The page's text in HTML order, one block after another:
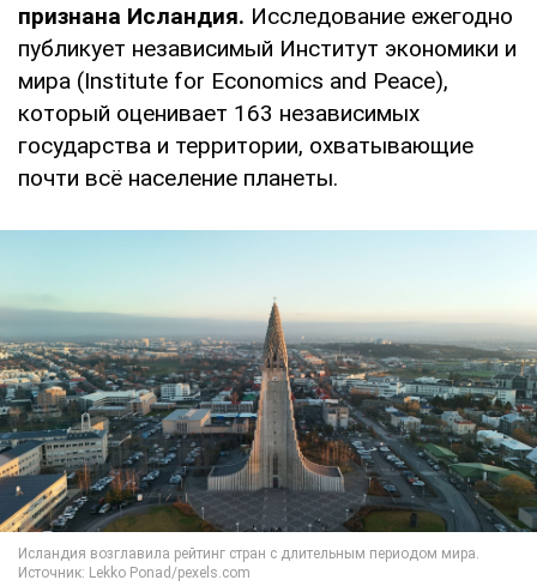
признана Исландия. Исследование ежегодно
публикует независимый Институт экономики и
мира (Institute for Economics and Peace),
который оценивает 163 независимых
государства и территории, охватывающие
почти всё население планеты.